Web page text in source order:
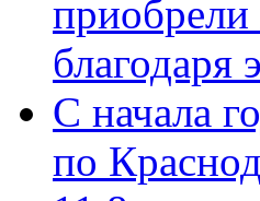
приобрели
благодаря
С начала
по